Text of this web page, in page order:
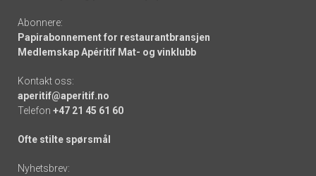
Abonnere:
Papirabonnement for restaurantbransjen
Medlemskap Apéritif Mat- og vinklubb
Kontakt oss:
aperitif@aperitif.no
Telefon +47 21 45 61 60
Ofte stilte spørsmål
Nyhetsbrev: